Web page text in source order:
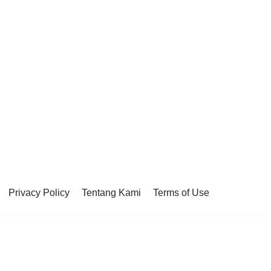
Privacy Policy Tentang Kami Terms of Use